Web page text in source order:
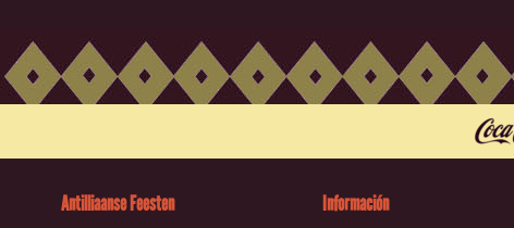
Antilliaanse Feesten Información